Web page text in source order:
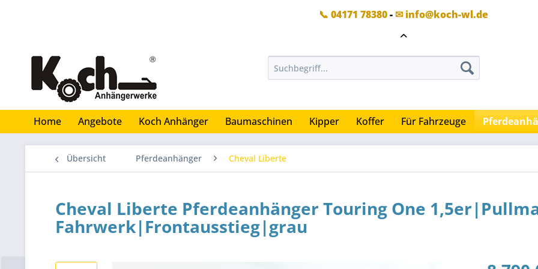
📞 04171 78380- ✉ info@koch-wl.de
Home Angebote Koch Anhänger Baumaschinen Kipper Koffer Für Fahrzeuge
Übersicht Pferdeanhänger Cheval Liberte
Cheval Liberte Pferdeanhänger Touring One
Fahrwerk|Frontausstieg|grau